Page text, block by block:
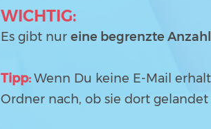
WICHTIG:
Es gibt nur eine begrenzte
Tipp:Wenn Du keine E-Mail
Ordner nach, ob sie dort gelandet